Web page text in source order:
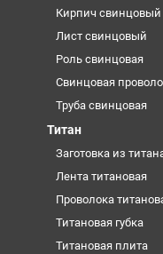
Кирпич свинцовый
Лист свинцовый
Роль свинцовая
Свинцовая
Труба свинцовая
Титан
Заготовка из
Лента титановая
Проволока
Титановая губка
Титановая плита